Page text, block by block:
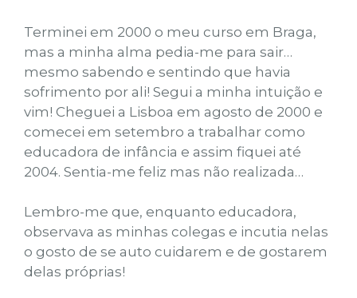
Terminei em 2000 o meu curso em Braga,
mas a minha alma pedia-me para sair…
mesmo sabendo e sentindo que havia
sofrimento por ali! Segui a minha intuição e
vim! Cheguei a Lisboa em agosto de 2000 e
comecei em setembro a trabalhar como
educadora de infância e assim fiquei até
2004. Sentia-me feliz mas não realizada…
Lembro-me que, enquanto educadora,
observava as minhas colegas e incutia nelas
o gosto de se auto cuidarem e de gostarem
delas próprias!